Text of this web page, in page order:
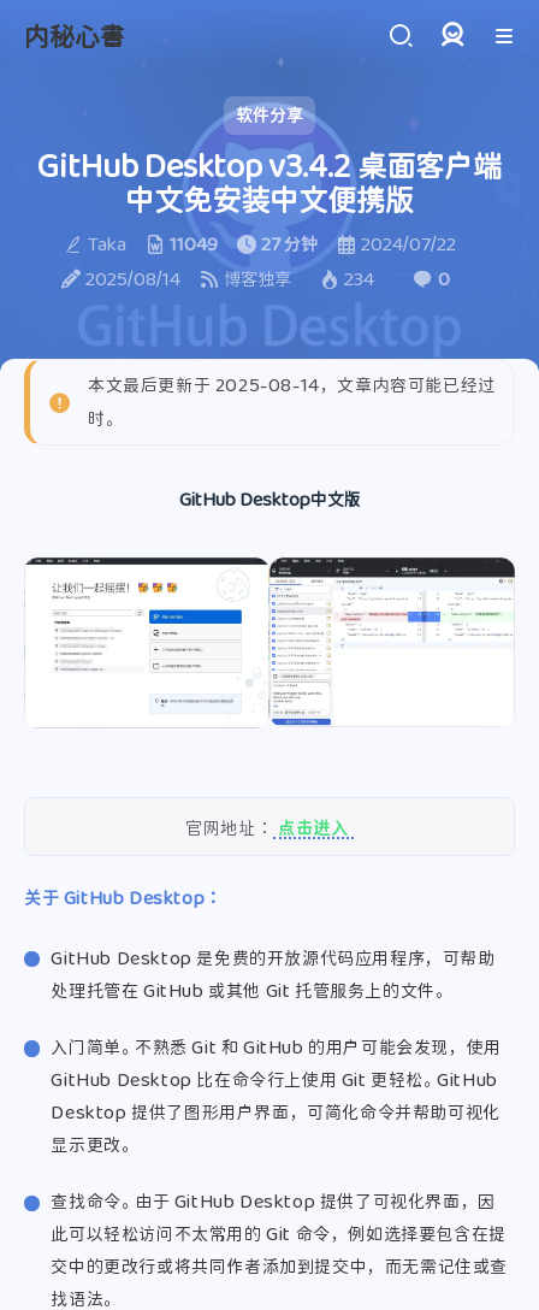
内秘心書
软件分享
GitHub Desktop v3.4.2 桌面客户端
中文免安装中文便携版
Taka 11049 27 分钟
2024/07/22
2025/08/14
博客独享 234 0
本文最后更新于 2025-08-14，文章内容可能已经过
时。
GitHub Desktop中文版
官网地址： 点击进入
关于 GitHub Desktop：
GitHub Desktop 是免费的开放源代码应用程序，可帮助
处理托管在 GitHub 或其他 Git 托管服务上的文件。
入门简单。 不熟悉 Git 和 GitHub 的用户可能会发现，使用
GitHub Desktop 比在命令行上使用 Git 更轻松。 GitHub
Desktop 提供了图形用户界面，可简化命令并帮助可视化
显示更改。
查找命令。 由于 GitHub Desktop 提供了可视化界面，因
此可以轻松访问不太常用的 Git 命令，例如选择要包含在提
交中的更改行或将共同作者添加到提交中，而无需记住或查
找语法。